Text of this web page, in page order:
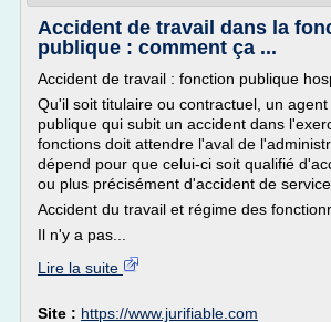
Accident de travail dans la
publique : comment ça ...
Accident de travail : fonction publique
Qu'il soit titulaire ou contractuel, un
publique qui subit un accident dans
fonctions doit attendre l'aval de
dépend pour que celui-ci soit qualifié
ou plus précisément d'accident de service.
Accident du travail et régime des
Il n'y a pas...
Lire la suite
Site : https://www.jurifiable.com